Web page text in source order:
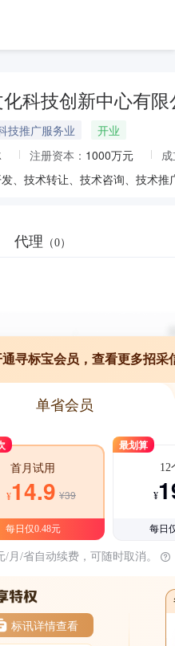
科技创新中心有限
技推广服务业
开业
注册资本： 1000万元
代理 （0）
通寻标宝会员，查看更多招采
单省会员
首月试用
¥14.9 ¥39
每日仅0.48元
最划算
12
¥
每日
/月/省自动续费，可随时取消。
标讯详情查看